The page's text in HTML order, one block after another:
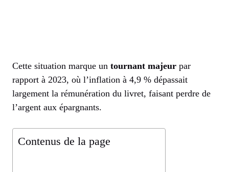
Cette situation marque un tournant majeur par
rapport à 2023, où l’inflation à 4,9 % dépassait
largement la rémunération du livret, faisant perdre de
l’argent aux épargnants.
Contenus de la page